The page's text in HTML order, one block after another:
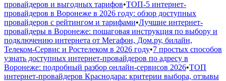
провайдеров и выгодных тарифов•ТОП-5 интернет-
провайдеров в Воронеже в 2026 году: обзор доступных
провайдеров с рейтингом и тарифами•Лучшие интернет-
провайдеры в Воронеже: пошаговая инструкция по выбору и
подключению интернета от Мегафон, Дом.ру, билайн,
Телеком-Сервис и Ростелеком в 2026 году•7 простых способов
узнать доступных интернет-провайдеров по адресу в
Воронеже: подробный разбор онлайн-сервисов 2026•ТОП
интернет-провайдеров Краснодара: критерии выбора, отзывы